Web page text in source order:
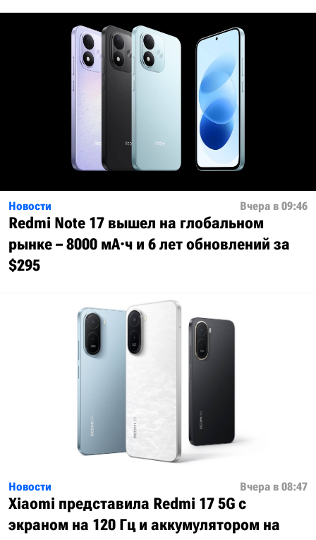
Новости Вчера в 09:46
Redmi Note 17 вышел на глобальном
рынке – 8000 мА·ч и 6 лет обновлений за
$295
Новости Вчера в 08:47
Xiaomi представила Redmi 17 5G с
экраном на 120 Гц и аккумулятором на